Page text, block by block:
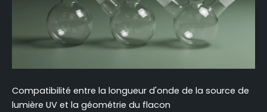
Compatibilité entre la longueur d'onde de la source de
lumière UV et la géométrie du flacon